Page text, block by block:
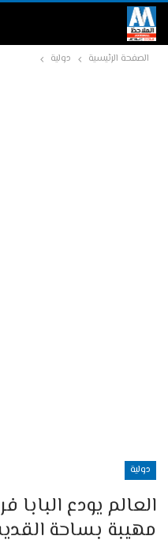
الصفحة الرئيسية دولية
دولية
العالم يودع
مهيبة بساحة